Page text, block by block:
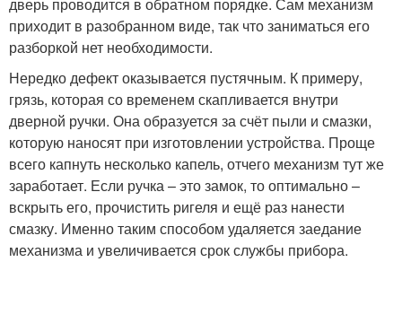
приходит в разобранном виде, так что заниматься его
разборкой нет необходимости.
Нередко дефект оказывается пустячным. К примеру,
грязь, которая со временем скапливается внутри
дверной ручки. Она образуется за счёт пыли и смазки,
которую наносят при изготовлении устройства. Проще
всего капнуть несколько капель, отчего механизм тут же
заработает. Если ручка – это замок, то оптимально –
вскрыть его, прочистить ригеля и ещё раз нанести
смазку. Именно таким способом удаляется заедание
механизма и увеличивается срок службы прибора.